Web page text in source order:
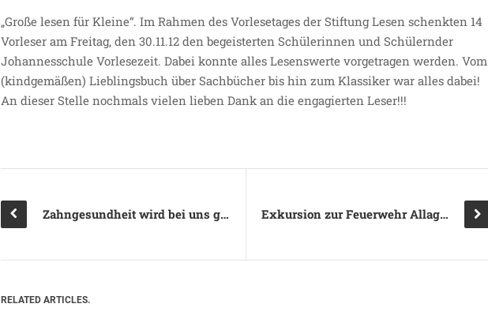
„Große lesen für Kleine“. Im Rahmen des Vorlesetages der Stiftung Lesen schenkten 14
Vorleser am Freitag, den 30.11.12 den begeisterten Schülerinnen und Schülernder
Johannesschule Vorlesezeit. Dabei konnte alles Lesenswerte vorgetragen werden. Vom
(kindgemäßen) Lieblingsbuch über Sachbücher bis hin zum Klassiker war alles dabei!
An dieser Stelle nochmals vielen lieben Dank an die engagierten Leser!!!
Zahngesundheit wird bei uns großgeschrieben! Exkursion zur Feuerwehr Allagen
RELATED ARTICLES.